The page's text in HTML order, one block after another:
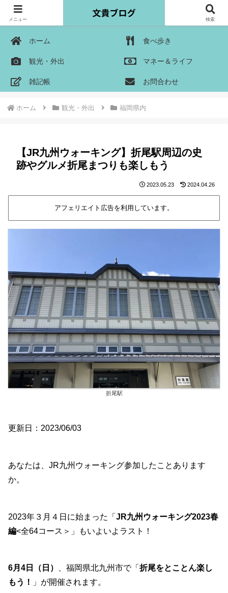
ホーム 食べ歩き
観光・外出 マネー＆ライフ
雑記帳 お問合わせ
ホーム 観光・外出 福岡県内
【JR九州ウォーキング】折尾駅周辺の史
跡やグルメ折尾まつりも楽しもう
2023.05.23 2024.04.26
アフェリエイト広告を利用しています。
折尾駅
更新日：2023/06/03
あなたは、JR九州ウォーキング参加したことあります
か。
2023年３月４日に始まった「 JR九州ウォーキング2023春
編<全64コース＞」もいよいよラスト！
6月4日（日） 、福岡県北九州市で「 折尾をとことん楽し
もう！
」が開催されます。
メニュー 検索